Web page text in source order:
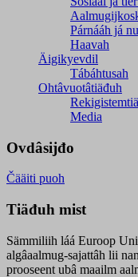
Párnááh já
Haavah
Äigikyevdil
Tábáhtusah
Ohtâvuotâtiäđuh
Media
Ovdâsijđo
Čääiti puoh
Tiäđuh mist
Sämmiliih láá Euroop
algâaalmug-sajattâh lii
prooseent ubâ maailm